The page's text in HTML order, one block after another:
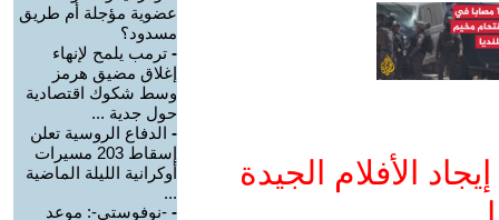
الأفلام الجيدة
عضوية مؤجلة أم طريق
مسدود؟
- ترمب يلمح لإنهاء
إغلاق مضيق هرمز
وسط شكوك اقتصادية
حول جدية ...
- الدفاع الروسية تعلن
إسقاط 203 مسيرات
أوكرانية الليلة الماضية
...
- -نوفوستي-: موعد